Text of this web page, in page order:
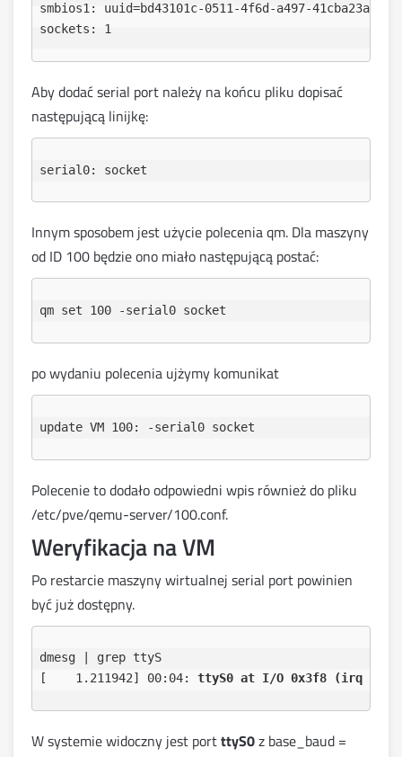
smbios1: uuid=bd43101c-0511-4f6d-a497-41cba23a9bc9
Aby dodać serial port należy na końcu pliku dopisać
następującą linijkę:
Innym sposobem jest użycie polecenia qm. Dla maszyny
od ID 100 będzie ono miało następującą postać:
po wydaniu polecenia ujżymy komunikat
Polecenie to dodało odpowiedni wpis również do pliku
/etc/pve/qemu-server/100.conf.
Weryfikacja na VM
Po restarcie maszyny wirtualnej serial port powinien
być już dostępny.
dmesg | grep ttyS
[    1.211942] 00:04: ttyS0 at I/O 0x3f8 (irq = 4,
W systemie widoczny jest portttyS0z base_baud =